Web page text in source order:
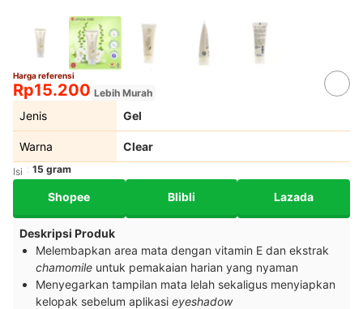
Harga referensi
Rp15.200 Lebih Murah
Jenis Gel
Warna Clear
Isi 15 gram
Shopee Blibli Lazada
Deskripsi Produk
Melembapkan area mata dengan vitamin E dan ekstrak
chamomile untuk pemakaian harian yang nyaman
Menyegarkan tampilan mata lelah sekaligus menyiapkan
kelopak sebelum aplikasi eyeshadow